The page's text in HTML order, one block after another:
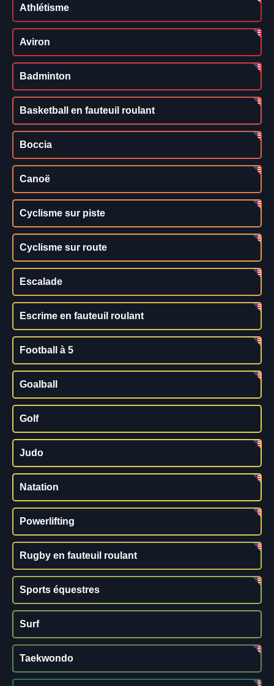
Athlétisme
Aviron
Badminton
Basketball en fauteuil roulant
Boccia
Canoë
Cyclisme sur piste
Cyclisme sur route
Escalade
Escrime en fauteuil roulant
Football à 5
Goalball
Golf
Judo
Natation
Powerlifting
Rugby en fauteuil roulant
Sports équestres
Surf
Taekwondo